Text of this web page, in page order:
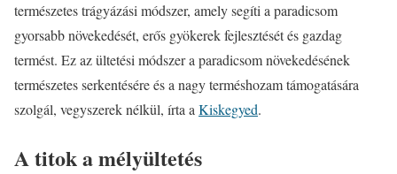
természetes trágyázási módszer, amely segíti a paradicsom
gyorsabb növekedését, erős gyökerek fejlesztését és gazdag
termést. Ez az ültetési módszer a paradicsom növekedésének
természetes serkentésére és a nagy terméshozam támogatására
szolgál, vegyszerek nélkül, írta a Kiskegyed.
A titok a mélyültetés